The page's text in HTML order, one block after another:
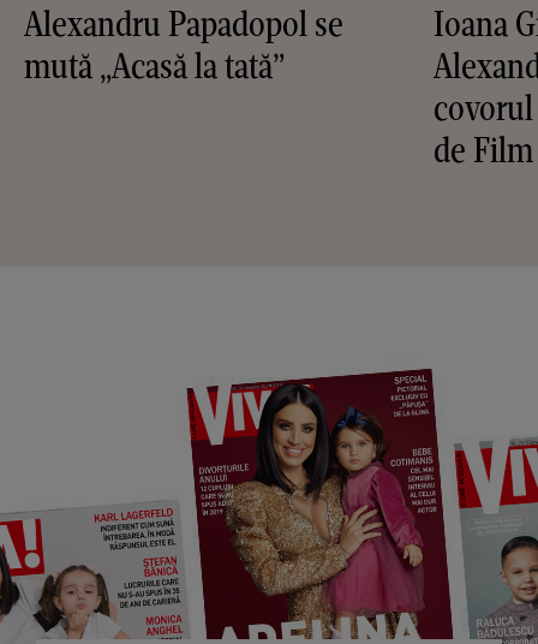
Alexandru Papadopol se
mută „Acasă la tată”
Ioana
de